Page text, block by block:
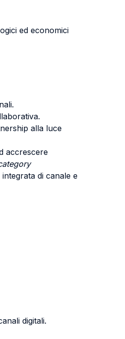
ed economici
alla luce
accrescere
di canale e
digitali.